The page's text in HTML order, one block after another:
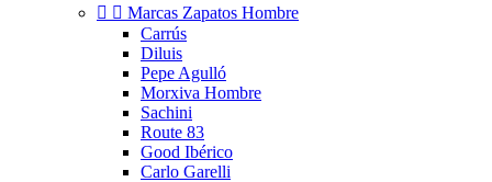
  Marcas Zapatos Hombre
Carrús
Diluis
Pepe Agulló
Morxiva Hombre
Sachini
Route 83
Good Ibérico
Carlo Garelli